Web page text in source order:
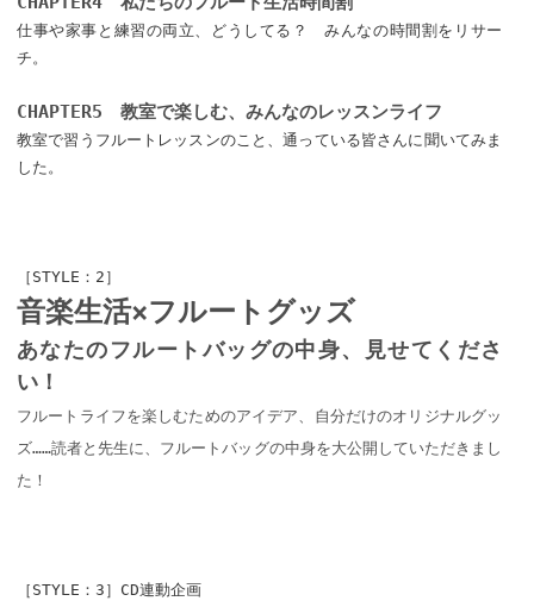
仕事や家事と練習の両立、どうしてる？ みんなの時間割をリサー
チ。
CHAPTER5 教室で楽しむ、みんなのレッスンライフ
教室で習うフルートレッスンのこと、通っている皆さんに聞いてみま
した。
［STYLE：2］
音楽生活×フルートグッズ
あなたのフルートバッグの中身、見せてくださ
い！
フルートライフを楽しむためのアイデア、自分だけのオリジナルグッ
ズ……読者と先生に、フルートバッグの中身を大公開していただきまし
た！
［STYLE：3］CD連動企画